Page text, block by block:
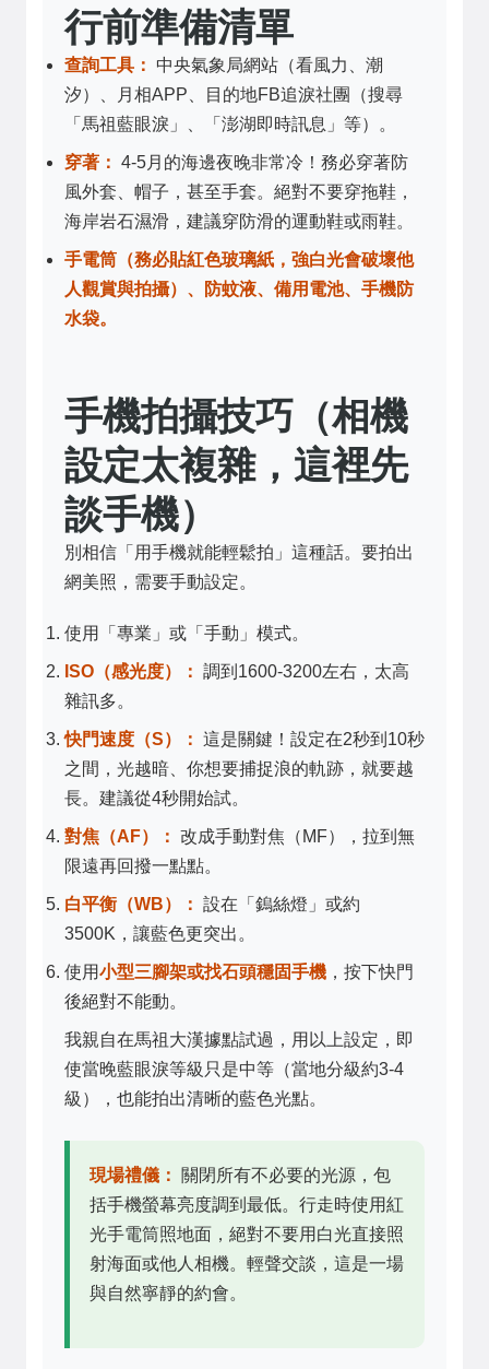
行前準備清單
查詢工具：
中央氣象局網站（看風力、潮
汐）、月相APP、目的地FB追淚社團（搜尋
「馬祖藍眼淚」、「澎湖即時訊息」等）。
穿著： 4-5月的海邊夜晚非常冷！務必穿著防
風外套、帽子，甚至手套。絕對不要穿拖鞋，
海岸岩石濕滑，建議穿防滑的運動鞋或雨鞋。
手電筒（務必貼紅色玻璃紙 ，強白光會破壞他
人觀賞與拍攝）、防蚊液、備用電池、手機防
水袋。
手機拍攝技巧（相機
設定太複雜，這裡先
談手機）
別相信「用手機就能輕鬆拍」這種話。要拍出
網美照，需要手動設定。
使用「專業」或「手動」模式。
ISO（感光度）： 調到1600-3200左右，太高
雜訊多。
快門速度（S）： 這是關鍵！設定在2秒到10秒
之間，光越暗、你想要捕捉浪的軌跡，就要越
長。建議從4秒開始試。
對焦（AF）： 改成手動對焦（MF），拉到無
限遠再回撥一點點。
白平衡（WB）： 設在「鎢絲燈」或約
3500K，讓藍色更突出。
使用小型三腳架或找石頭穩固手機 ，按下快門
後絕對不能動。
我親自在馬祖大漢據點試過，用以上設定，即
使當晚藍眼淚等級只是中等（當地分級約3-4
級），也能拍出清晰的藍色光點。
現場禮儀：
關閉所有不必要的光源，包
括手機螢幕亮度調到最低。行走時使用紅
光手電筒照地面，絕對不要用白光直接照
射海面或他人相機。輕聲交談，這是一場
與自然寧靜的約會。